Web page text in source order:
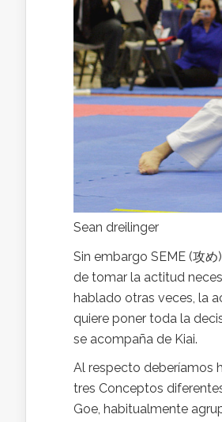
Sean dreilinger
Sin embargo SEME (攻
de tomar la actitud
hablado otras veces, la
quiere poner toda la
se acompaña de Kiai.
Al respecto deberíamos
tres Conceptos
Goe, habitualmente